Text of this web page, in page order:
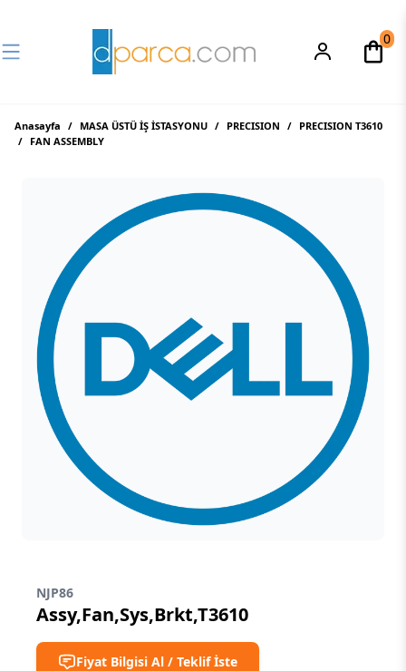
0
Anasayfa / MASA ÜSTÜ İŞ İSTASYONU / PRECISION / PRECISION T3610
/ FAN ASSEMBLY
NJP86
Assy,Fan,Sys,Brkt,T3610
Fiyat Bilgisi Al / Teklif İste